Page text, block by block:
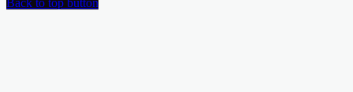
Back to top button